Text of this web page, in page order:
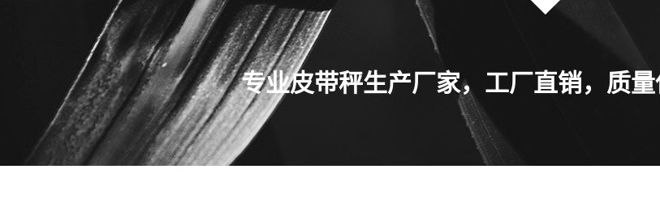
专业皮带秤生产厂家，工厂直销，质量